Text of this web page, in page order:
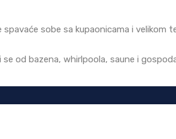
spavaće sobe sa kupaonicama i velikom
od bazena, whirlpoola, saune i